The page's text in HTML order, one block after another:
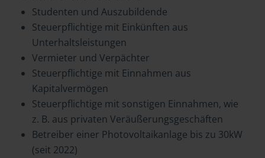
Studenten und Auszubildende
Steuerpflichtige mit Einkünften aus
Unterhaltsleistungen
Vermieter und Verpächter
Steuerpflichtige mit Einnahmen aus
Kapitalvermögen
Steuerpflichtige mit sonstigen Einnahmen, wie
z. B. aus privaten Veräußerungsgeschäften
Betreiber einer Photovoltaikanlage bis zu 30kW
(seit 2022)